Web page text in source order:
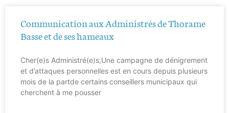
Communication aux Administrés de Thorame
Basse et de ses hameaux
Cher(e)s Administré(e)s,Une campagne de dénigrement
et d’attaques personnelles est en cours depuis plusieurs
mois de la partde certains conseillers municipaux qui
cherchent à me pousser